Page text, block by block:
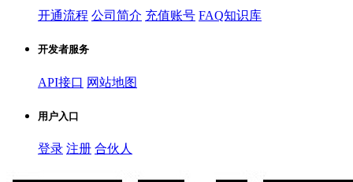
开通流程 公司简介 充值账号 FAQ知识库
开发者服务
API接口 网站地图
用户入口
登录 注册 合伙人